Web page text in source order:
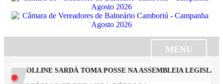
MENU
SARDÁ TOMA POSSE NA ASSEMBLEIA